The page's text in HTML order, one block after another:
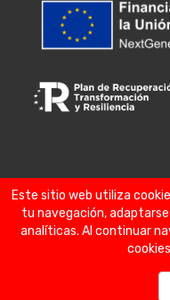
Aviso legal
Política de cookies
HA
Este sitio web utiliza
tu navegación,
analíticas. Al continuar